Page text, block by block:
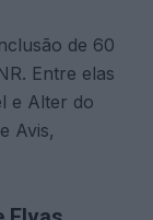
de 60
Entre elas
e Alter do
Avis,